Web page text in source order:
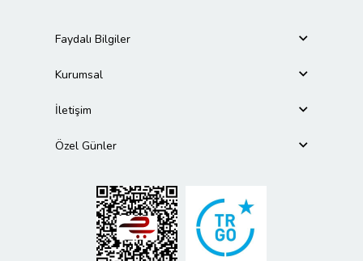
Faydalı Bilgiler
Kurumsal
İletişim
Özel Günler